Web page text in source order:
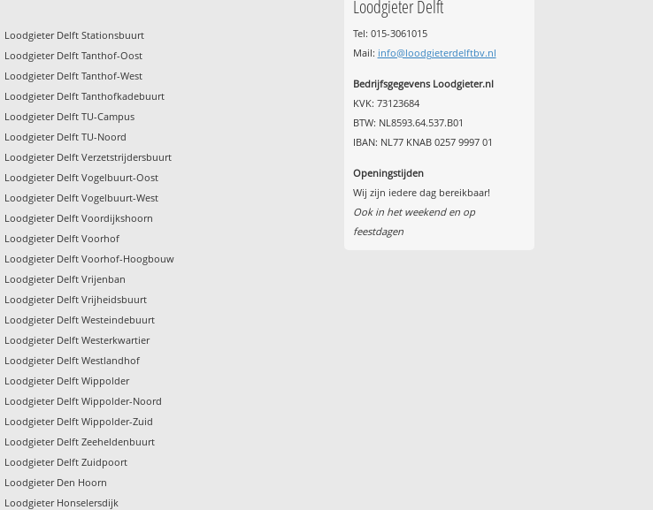
Loodgieter Delft Stationsbuurt
Loodgieter Delft Tanthof-Oost
Loodgieter Delft Tanthof-West
Loodgieter Delft Tanthofkadebuurt
Loodgieter Delft TU-Campus
Loodgieter Delft TU-Noord
Loodgieter Delft Verzetstrijdersbuurt
Loodgieter Delft Vogelbuurt-Oost
Loodgieter Delft Vogelbuurt-West
Loodgieter Delft Voordijkshoorn
Loodgieter Delft Voorhof
Loodgieter Delft Voorhof-Hoogbouw
Loodgieter Delft Vrijenban
Loodgieter Delft Vrijheidsbuurt
Loodgieter Delft Westeindebuurt
Loodgieter Delft Westerkwartier
Loodgieter Delft Westlandhof
Loodgieter Delft Wippolder
Loodgieter Delft Wippolder-Noord
Loodgieter Delft Wippolder-Zuid
Loodgieter Delft Zeeheldenbuurt
Loodgieter Delft Zuidpoort
Loodgieter Den Hoorn
Loodgieter Honselersdijk
Loodgieter Delft
Tel: 015-3061015
Mail: info@loodgieterdelftbv.nl
Bedrijfsgegevens Loodgieter.nl
KVK: 73123684
BTW: NL8593.64.537.B01
IBAN: NL77 KNAB 0257 9997 01
Openingstijden
Wij zijn iedere dag bereikbaar!
Ook in het weekend en op
feestdagen